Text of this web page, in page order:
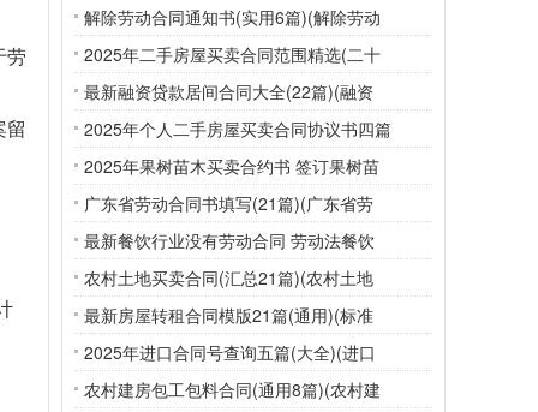
劳
留
解除劳动合同通知书(实用6篇)(解除劳动
2025年二手房屋买卖合同范围精选(二十
最新融资贷款居间合同大全(22篇)(融资
2025年个人二手房屋买卖合同协议书四篇
2025年果树苗木买卖合约书 签订果树苗
广东省劳动合同书填写(21篇)(广东省劳
最新餐饮行业没有劳动合同 劳动法餐饮
农村土地买卖合同(汇总21篇)(农村土地
最新房屋转租合同模版21篇(通用)(标准
2025年进口合同号查询五篇(大全)(进口
农村建房包工包料合同(通用8篇)(农村建